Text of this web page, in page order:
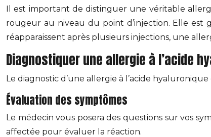
Il est important de distinguer une véritable
rougeur au niveau du point d’injection. Elle est
réapparaissent après plusieurs injections, une
Diagnostiquer une allergie à l’acide
Le diagnostic d’une allergie à l’acide
Évaluation des symptômes
Le médecin vous posera des questions sur vos
affectée pour évaluer la réaction.